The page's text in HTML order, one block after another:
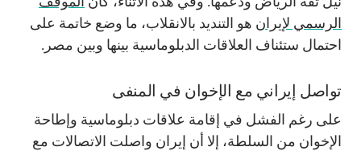
الرسمي لإيران هو التنديد بالانقلاب، ما وضع خاتمة على
احتمال ستئناف العلاقات الدبلوماسية بينها وبين مصر.
تواصل إيراني مع الإخوان في المنفى
على رغم الفشل في إقامة علاقات دبلوماسية وإطاحة
الإخوان من السلطة، إلا أن إيران واصلت الاتصالات مع